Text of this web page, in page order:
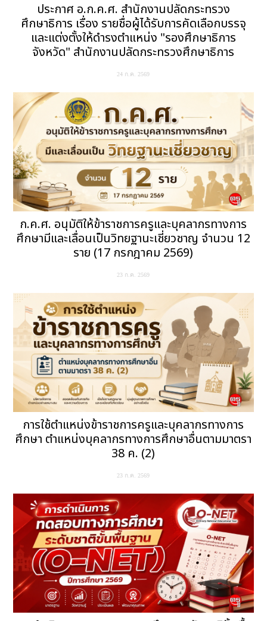
ประกาศ อ.ก.ค.ศ. สำนักงานปลัดกระทรวง
ศึกษาธิการ เรื่อง รายชื่อผู้ได้รับการคัดเลือกบรรจุ
และแต่งตั้งให้ดำรงตำแหน่ง "รองศึกษาธิการ
จังหวัด" สำนักงานปลัดกระทรวงศึกษาธิการ
24 ก.ค. 2569
ก.ค.ศ. อนุมัติให้ข้าราชการครูและบุคลากรทางการ
ศึกษามีและเลื่อนเป็นวิทยฐานะเชี่ยวชาญ จำนวน 12
ราย (17 กรกฎาคม 2569)
23 ก.ค. 2569
การใช้ตำแหน่งข้าราชการครูและบุคลากรทางการ
ศึกษา ตำแหน่งบุคลากรทางการศึกษาอื่นตามมาตรา
38 ค. (2)
23 ก.ค. 2569